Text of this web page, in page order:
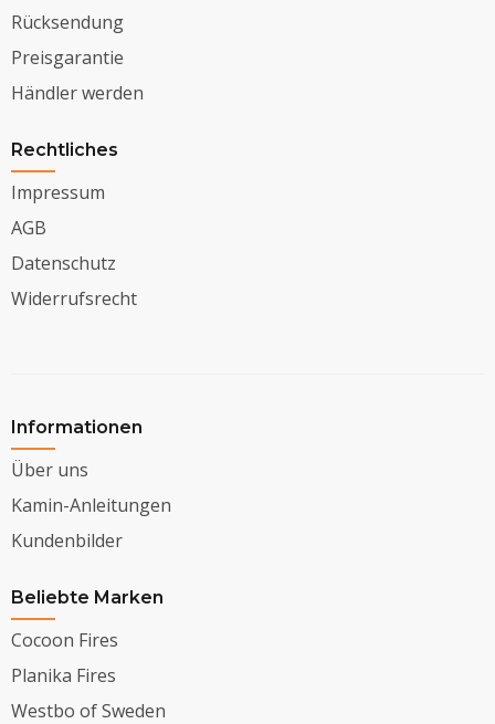
Rücksendung
Preisgarantie
Händler werden
Rechtliches
Impressum
AGB
Datenschutz
Widerrufsrecht
Informationen
Über uns
Kamin-Anleitungen
Kundenbilder
Beliebte Marken
Cocoon Fires
Planika Fires
Westbo of Sweden